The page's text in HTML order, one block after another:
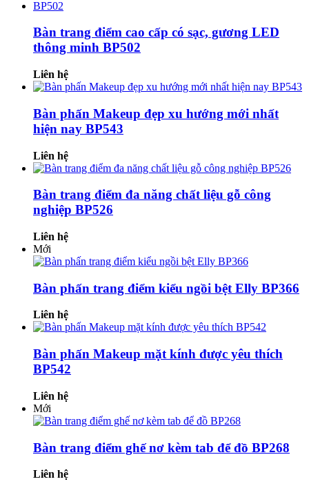
Bàn trang điểm cao cấp có sạc, gương LED
thông minh BP502
Liên hệ
Bàn phấn Makeup đẹp xu hướng mới nhất
hiện nay BP543
Liên hệ
Bàn trang điểm đa năng chất liệu gỗ công
nghiệp BP526
Liên hệ
Mới
Bàn phấn trang điểm kiểu ngồi bệt Elly BP366
Liên hệ
Bàn phấn Makeup mặt kính được yêu thích
BP542
Liên hệ
Mới
Bàn trang điểm ghế nơ kèm tab để đồ BP268
Liên hệ